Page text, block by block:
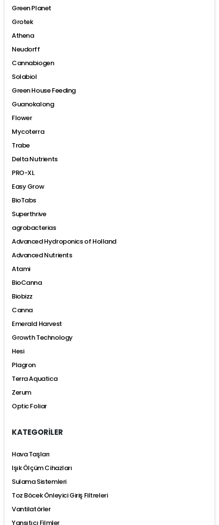
Green Planet
Grotek
Athena
Neudorff
Cannabiogen
Solabiol
Green House Feeding
Guanokalong
Flower
Mycoterra
Trabe
Delta Nutrients
PRO-XL
Easy Grow
BioTabs
Superthrive
agrobacterias
Advanced Hydroponics of Holland
Advanced Nutrients
Atami
BioCanna
Biobizz
Canna
Emerald Harvest
Growth Technology
Hesi
Plagron
Terra Aquatica
Zerum
Optic Foliar
KATEGORİLER
Hava Taşları
Işık Ölçüm Cihazları
Sulama Sistemleri
Toz Böcek Önleyici Giriş Filtreleri
Vantilatörler
Yansıtıcı Filmler